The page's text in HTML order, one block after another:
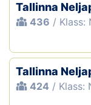
Koolitused
Tallinna
436 / Klass:
Tallinna
424 / Klass: